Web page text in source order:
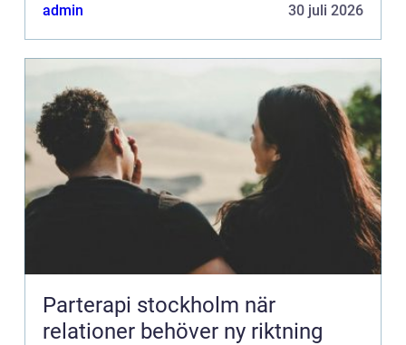
admin
30 juli 2026
Parterapi stockholm när
relationer behöver ny riktning